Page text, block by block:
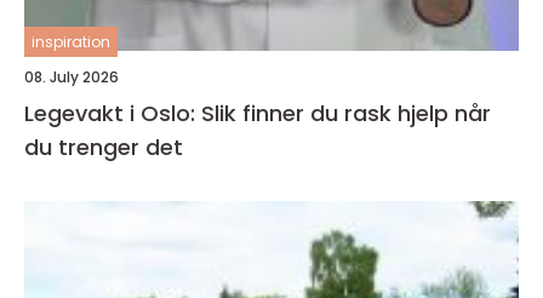
inspiration
08. July 2026
Legevakt i Oslo: Slik finner du rask hjelp når
du trenger det